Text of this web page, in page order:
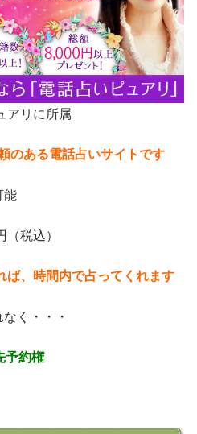
アリに所属
のある電話占いサイトです
能
税込）
、時間内で占ってくれます
く・・・
予約権